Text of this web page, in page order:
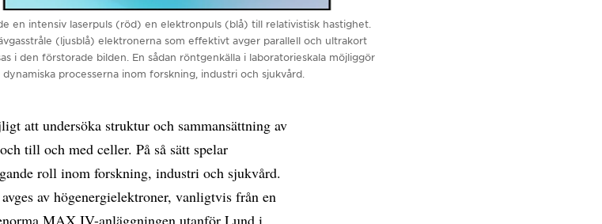
en intensiv laserpuls (röd) en elektronpuls (blå) till relativistisk hastighet.
(ljusblå) elektronerna som effektivt avger parallell och ultrakort
i den förstorade bilden. En sådan röntgenkälla i laboratorieskala möjliggör
processerna inom forskning, industri och sjukvård.
att undersöka struktur och sammansättning av
till och med celler. På så sätt spelar
roll inom forskning, industri och sjukvård.
av högenergielektroner, vanligtvis från en
MAX IV-anläggningen utanför Lund i